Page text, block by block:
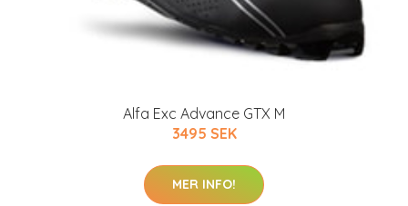
Alfa Exc Advance GTX M
3495 SEK
MER INFO!